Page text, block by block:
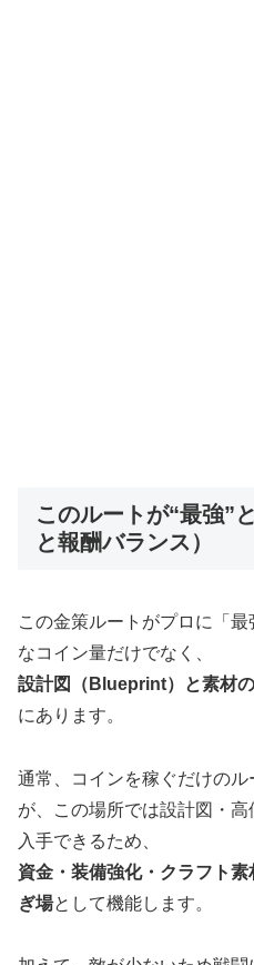
このルートが“最強”
と報酬バランス）
この金策ルートがプロに「
なコイン量だけでなく、
設計図（Blueprint）と素材
にあります。
通常、コインを稼ぐだけの
が、この場所では設計図・
入手できるため、
資金・装備強化・クラフト
ぎ場として機能します。